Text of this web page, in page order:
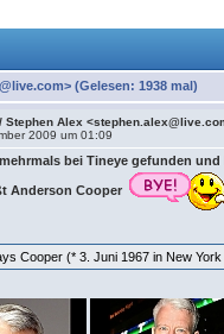
(Gelesen: 1938 mal)
Stephen Alex
2009 um 01:09
bei Tineye gefunden
Anderson Cooper
Cooper (* 3. Juni 1967 in New